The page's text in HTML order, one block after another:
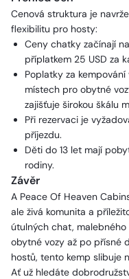
Cenová struktura je
flexibilitu pro hosty:
Ceny chatky začínají na
příplatkem 25 USD za
Poplatky za
místech pro obytné
zajišťuje širokou škálu
Při rezervaci je
příjezdu.
Děti do 13 let mají
rodiny.
Závěr
A Peace Of Heaven
ale živá komunita a
útulných chat,
obytné vozy až po přísné
hostů, tento kemp slibuje
Ať už hledáte